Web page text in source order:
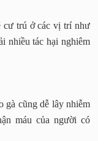
cư trú ở các vị trí như
nhiều tác hại nghiêm
gà cũng dễ lây nhiễm
máu của người có